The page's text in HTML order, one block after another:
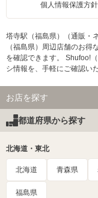
個人情報保護方針
塔寺駅（福島県）（通販・
（福島県）周辺店舗のお
を確認できます。 Shufoo!
シ情報を、手軽にご確認い
お店を探す
都道府県から探す
北海道・東北
北海道 青森県
福島県